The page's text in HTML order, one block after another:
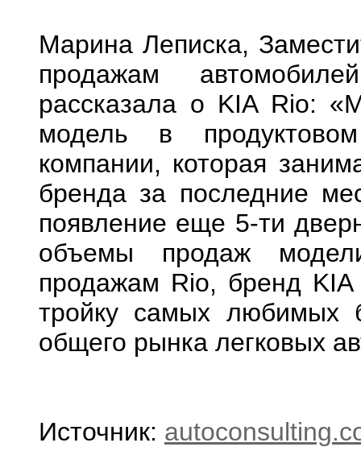
Марина Леписка,
продажам
рассказала о KIA Rio:
модель в
компании, которая
бренда за последние
появление еще 5-ти
объемы продаж
продажам Rio, бренд
тройку самых любимых
общего рынка легковых
Источник: